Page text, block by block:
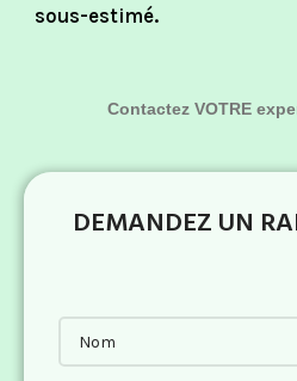
sous-estimé.
Contactez VOTRE
DEMANDEZ UN